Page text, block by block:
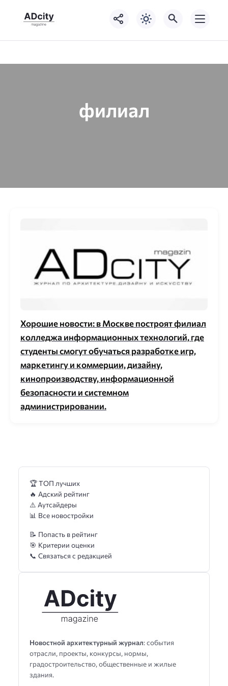
филиал
Хорошие новости: в Москве построят филиал
колледжа информационных технологий, где
студенты смогут обучаться разработке игр,
маркетингу и коммерции, дизайну,
кинопроизводству, информационной
безопасности и системном
администрировании.
Новостной архитектурный журнал: события
отрасли, проекты, конкурсы, нормы,
градостроительство, общественные и жилые
здания.
🏆 ТОП лучших
🔥 Адский рейтинг
⚠️ Аутсайдеры
📊 Все новостройки
📝 Попасть в рейтинг
🎯 Критерии оценки
📞 Связаться с редакцией